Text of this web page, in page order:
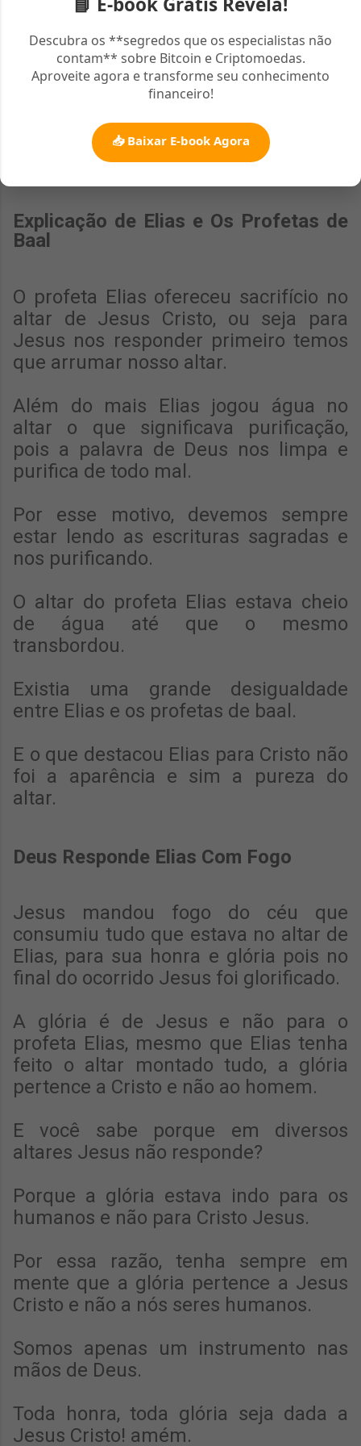
Descubra os **segredos que os especialistas não
contam** sobre Bitcoin e Criptomoedas.
Aproveite agora e transforme seu conhecimento
financeiro!
📥 Baixar E-book Agora
Muitos altares tem canções e danças
mas se não tiver a voz de Jesus Cristo
de nada adianta.
O autêntico é aquele que tem a voz de
Jesus Cristo.
Explicação de Elias e Os Profetas de
Baal
O profeta Elias ofereceu sacrifício no
altar de Jesus Cristo, ou seja para
Jesus nos responder primeiro temos
que arrumar nosso altar.
Além do mais Elias jogou água no
altar o que significava purificação,
pois a palavra de Deus nos limpa e
purifica de todo mal.
Por esse motivo, devemos sempre
estar lendo as escrituras sagradas e
nos purificando.
O altar do profeta Elias estava cheio
de água até que o mesmo
transbordou.
Existia uma grande desigualdade
entre Elias e os profetas de baal.
E o que destacou Elias para Cristo não
foi a aparência e sim a pureza do
altar.
Deus Responde Elias Com Fogo
Jesus mandou fogo do céu que
consumiu tudo que estava no altar de
Elias, para sua honra e glória pois no
final do ocorrido Jesus foi glorificado.
A glória é de Jesus e não para o
profeta Elias, mesmo que Elias tenha
feito o altar montado tudo, a glória
pertence a Cristo e não ao homem.
E você sabe porque em diversos
altares Jesus não responde?
Porque a glória estava indo para os
humanos e não para Cristo Jesus.
Por essa razão, tenha sempre em
mente que a glória pertence a Jesus
Cristo e não a nós seres humanos.
Somos apenas um instrumento nas
mãos de Deus.
Toda honra, toda glória seja dada a
Jesus Cristo! amém.